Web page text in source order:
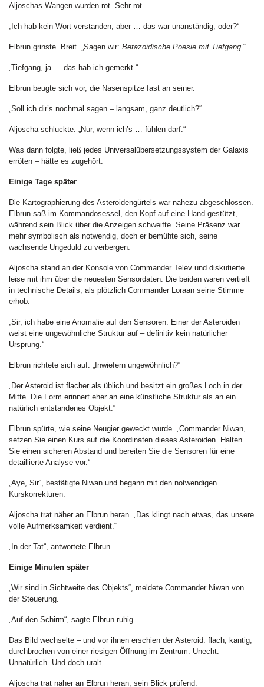
Aljoschas Wangen wurden rot. Sehr rot.
„Ich hab kein Wort verstanden, aber … das war unanständig, oder?“
Elbrun grinste. Breit. „Sagen wir: Betazoidische Poesie mit Tiefgang. “
„Tiefgang, ja … das hab ich gemerkt.“
Elbrun beugte sich vor, die Nasenspitze fast an seiner.
„Soll ich dir’s nochmal sagen – langsam, ganz deutlich?“
Aljoscha schluckte. „Nur, wenn ich’s … fühlen darf.“
Was dann folgte, ließ jedes Universalübersetzungssystem der Galaxis
erröten – hätte es zugehört.
Einige Tage später
Die Kartographierung des Asteroidengürtels war nahezu abgeschlossen.
Elbrun saß im Kommandosessel, den Kopf auf eine Hand gestützt,
während sein Blick über die Anzeigen schweifte. Seine Präsenz war
mehr symbolisch als notwendig, doch er bemühte sich, seine
wachsende Ungeduld zu verbergen.
Aljoscha stand an der Konsole von Commander Telev und diskutierte
leise mit ihm über die neuesten Sensordaten. Die beiden waren vertieft
in technische Details, als plötzlich Commander Loraan seine Stimme
erhob:
„Sir, ich habe eine Anomalie auf den Sensoren. Einer der Asteroiden
weist eine ungewöhnliche Struktur auf – definitiv kein natürlicher
Ursprung.“
Elbrun richtete sich auf. „Inwiefern ungewöhnlich?“
„Der Asteroid ist flacher als üblich und besitzt ein großes Loch in der
Mitte. Die Form erinnert eher an eine künstliche Struktur als an ein
natürlich entstandenes Objekt.“
Elbrun spürte, wie seine Neugier geweckt wurde. „Commander Niwan,
setzen Sie einen Kurs auf die Koordinaten dieses Asteroiden. Halten
Sie einen sicheren Abstand und bereiten Sie die Sensoren für eine
detaillierte Analyse vor.“
„Aye, Sir“, bestätigte Niwan und begann mit den notwendigen
Kurskorrekturen.
Aljoscha trat näher an Elbrun heran. „Das klingt nach etwas, das unsere
volle Aufmerksamkeit verdient.“
„In der Tat“, antwortete Elbrun.
Einige Minuten später
„Wir sind in Sichtweite des Objekts“, meldete Commander Niwan von
der Steuerung.
„Auf den Schirm“, sagte Elbrun ruhig.
Das Bild wechselte – und vor ihnen erschien der Asteroid: flach, kantig,
durchbrochen von einer riesigen Öffnung im Zentrum. Unecht.
Unnatürlich. Und doch uralt.
Aljoscha trat näher an Elbrun heran, sein Blick prüfend.